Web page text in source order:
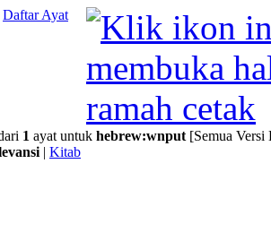
Daftar Ayat
1 ayat untuk hebrew:wnput [Semua Versi
| Kitab